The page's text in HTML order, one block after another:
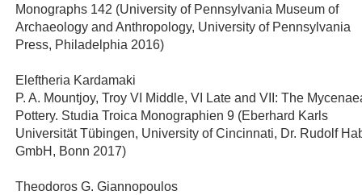
Monographs 142 (University of Pennsylvania Museum of
Archaeology and Anthropology, University of Pennsylvania
Press, Philadelphia 2016)
Eleftheria Kardamaki
P. A. Mountjoy, Troy VI Middle, VI Late and VII: The
Pottery. Studia Troica Monographien 9 (Eberhard Karls
Universität Tübingen, University of Cincinnati, Dr. Rudolf
GmbH, Bonn 2017)
Theodoros G. Giannopoulos